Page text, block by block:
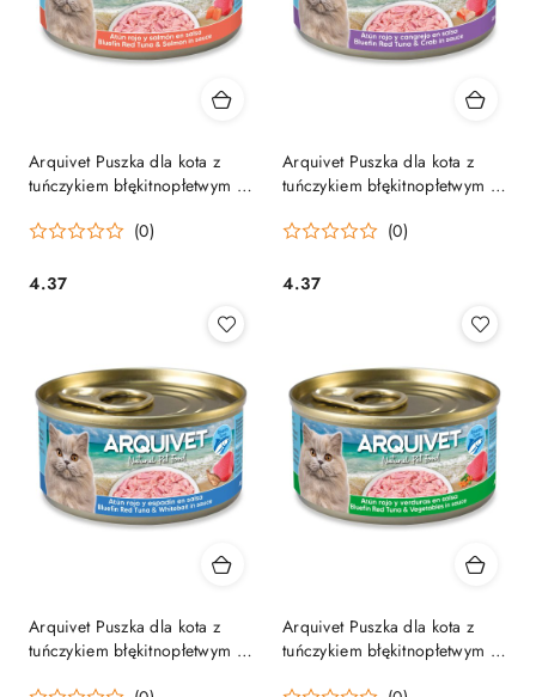
Arquivet Puszka dla kota z
tuńczykiem błękitnopłetwym i
(0)
Cena:
4.37
Arquivet Puszka dla kota z
tuńczykiem błękitnopłetwym i
(0)
Cena:
4.37
Arquivet Puszka dla kota z
tuńczykiem błękitnopłetwym i
Arquivet Puszka dla kota z
tuńczykiem błękitnopłetwym i